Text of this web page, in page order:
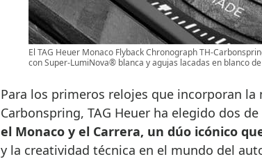
El TAG Heuer Monaco Flyback Chronograph TH-
con Super-LumiNova® blanca y agujas lacadas en blanco
Para los primeros relojes que incorporan la
Carbonspring, TAG Heuer ha elegido dos
el Monaco y el Carrera, un dúo icónico
y la creatividad técnica en el mundo del